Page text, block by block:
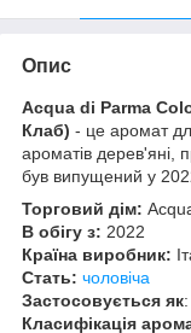
Опис
Acqua di Parma
Клаб) - це аромат
ароматів дерев'яні,
був випущений у
Торговий дім:
В обігу з: 2022
Країна виробник:
Стать: чоловіча
Застосовується як
Класифікація